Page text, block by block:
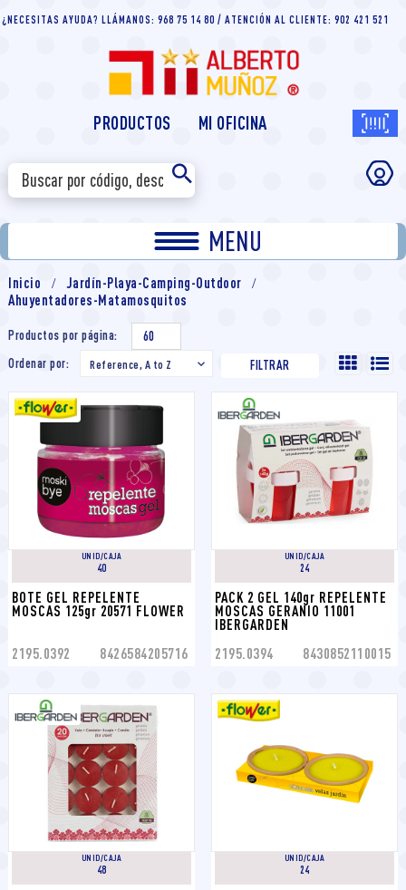
¿NECESITAS AYUDA? LLÁMANOS: 968 75 14 80 / ATENCIÓN AL CLIENTE: 902 421 521
PRODUCTOS MI OFICINA
MENU
Inicio
Jardín-Playa-Camping-Outdoor
Ahuyentadores-Matamosquitos
Productos por página:
60
Ordenar por:
Reference, A to Z  FILTRAR
UNID/CAJA
40
BOTE GEL REPELENTE
MOSCAS 125gr 20571 FLOWER
2195.0392 8426584205716
UNID/CAJA
24
PACK 2 GEL 140gr REPELENTE
MOSCAS GERANIO 11001
IBERGARDEN
2195.0394 8430852110015
UNID/CAJA
48
UNID/CAJA
24